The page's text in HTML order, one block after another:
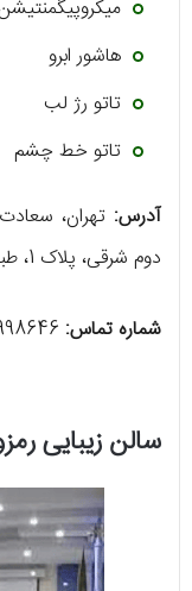
هاشور ابرو
تاتو رژ لب
تاتو خط چشم
آدرس: تهران، سعادت
دوم شرقی، پلاک 1، طبقه 3، واحد 3
شماره تماس:
سالن زیبایی